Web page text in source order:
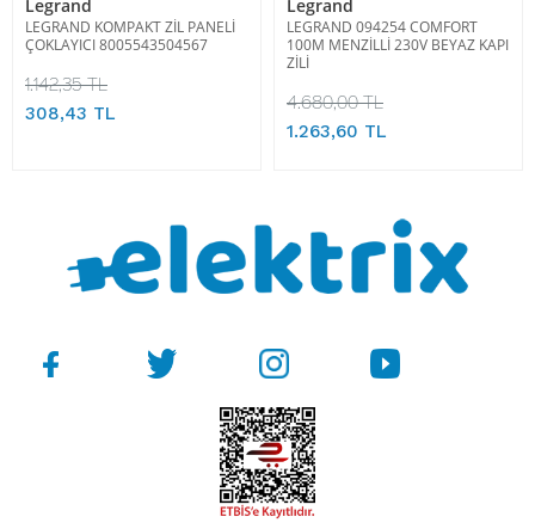
Legrand
LEGRAND KOMPAKT ZİL PANELİ
ÇOKLAYICI 8005543504567
1.142,35 TL
308,43 TL
Legrand
LEGRAND 094254 COMFORT
100M MENZİLLİ 230V BEYAZ KAPI
ZİLİ
4.680,00 TL
1.263,60 TL